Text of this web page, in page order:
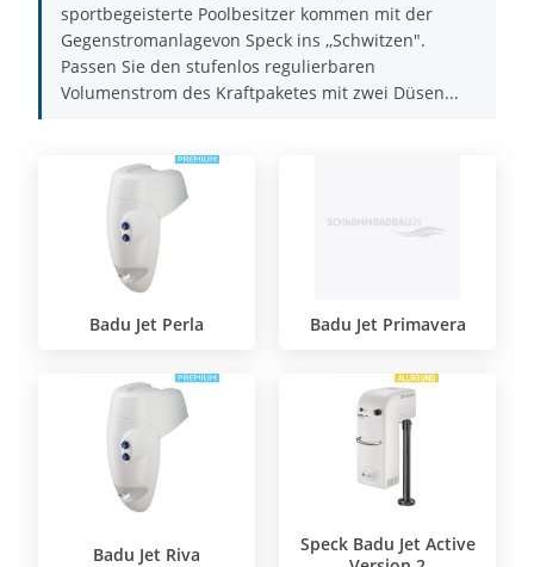
sportbegeisterte Poolbesitzer kommen mit der
Gegenstromanlagevon Speck ins ,,Schwitzen".
Passen Sie den stufenlos regulierbaren
Volumenstrom des Kraftpaketes mit zwei Düsen...
Badu Jet Perla Badu Jet Primavera
Badu Jet Riva
Speck Badu Jet Active